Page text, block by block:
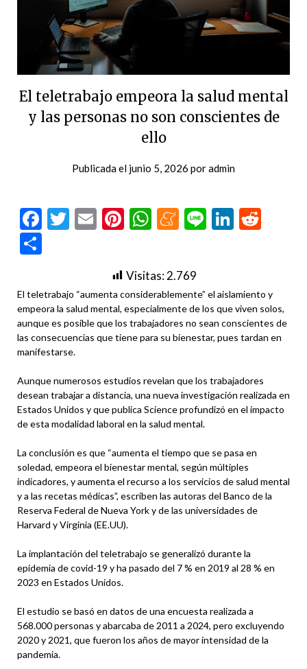
El teletrabajo empeora la salud mental
y las personas no son conscientes de
ello
Publicada el junio 5, 2026 poradmin
Facebook
Twitter
EmailPinterest
WhatsApp
Meneame
Line
Visitas:2.769
El teletrabajo “aumenta considerablemente” el aislamiento y
empeora la salud mental, especialmente de los que viven solos,
aunque es posible que los trabajadores no sean conscientes de
las consecuencias que tiene para su bienestar, pues tardan en
manifestarse.
Aunque numerosos estudios revelan que los trabajadores
desean trabajar a distancia, una nueva investigación realizada en
Estados Unidos y que publica Science profundizó en el impacto
de esta modalidad laboral en la salud mental.
La conclusión es que “aumenta el tiempo que se pasa en
soledad, empeora el bienestar mental, según múltiples
indicadores, y aumenta el recurso a los servicios de salud mental
y a las recetas médicas”, escriben las autoras del Banco de la
Reserva Federal de Nueva York y de las universidades de
Harvard y Virginia (EE.UU).
La implantación del teletrabajo se generalizó durante la
epidemia de covid-19 y ha pasado del 7 % en 2019 al 28 % en
2023 en Estados Unidos.
El estudio se basó en datos de una encuesta realizada a
568.000 personas y abarcaba de 2011 a 2024, pero excluyendo
2020 y 2021, que fueron los años de mayor intensidad de la
pandemia.